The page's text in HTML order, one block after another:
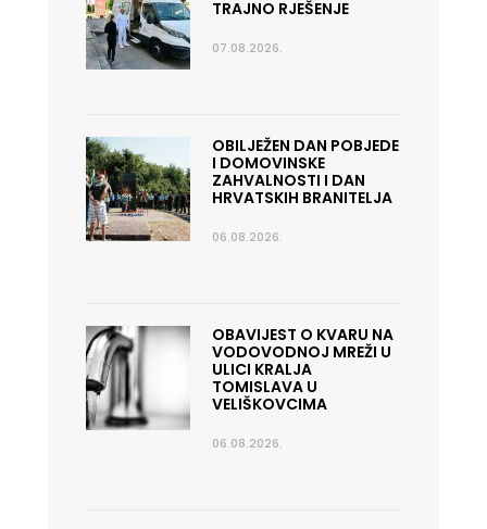
TRAJNO RJEŠENJE
07.08.2026.
OBILJEŽEN DAN POBJEDE
I DOMOVINSKE
ZAHVALNOSTI I DAN
HRVATSKIH BRANITELJA
06.08.2026.
OBAVIJEST O KVARU NA
VODOVODNOJ MREŽI U
ULICI KRALJA
TOMISLAVA U
VELIŠKOVCIMA
06.08.2026.